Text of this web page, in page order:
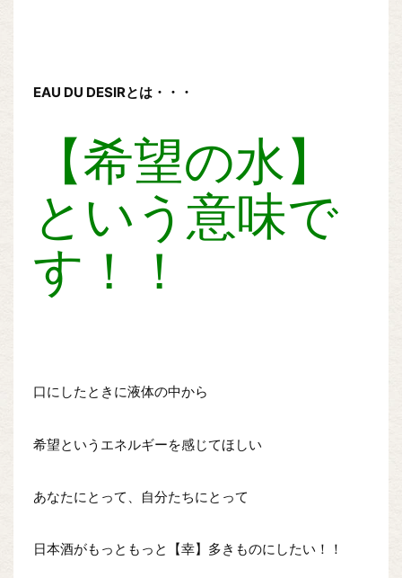
EAU DU DESIRとは・・・
【希望の水】
という意味で
す！！
口にしたときに液体の中から
希望というエネルギーを感じてほしい
あなたにとって、自分たちにとって
日本酒がもっともっと【幸】多きものにしたい！！